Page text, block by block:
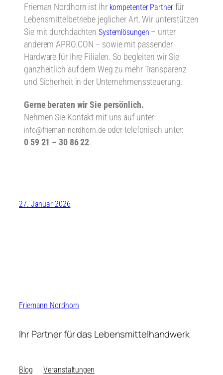
Frieman Nordhorn ist Ihr kompetenter Partnerfür
Lebensmittelbetriebe jeglicher Art. Wir unterstützen
Sie mit durchdachten Systemlösungen – unter
anderem APRO.CON – sowie mit passender
Hardware für Ihre Filialen. So begleiten wir Sie
ganzheitlich auf dem Weg zu mehr Transparenz
und Sicherheit in der Unternehmenssteuerung.
Gerne beraten wir Sie persönlich.
Nehmen Sie Kontakt mit uns auf unter
info@frieman-nordhorn.deoder telefonisch unter:
0 59 21 – 30 86 22.
27. Januar 2026
Friemann Nordhorn
Ihr Partner für das Lebensmittelhandwerk
Blog Veranstaltungen